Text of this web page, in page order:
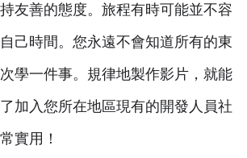
友善的態度。旅程有時可能並不容
己時間。您永遠不會知道所有的東
學一件事。規律地製作影片，就能
加入您所在地區現有的開發人員社
實用！